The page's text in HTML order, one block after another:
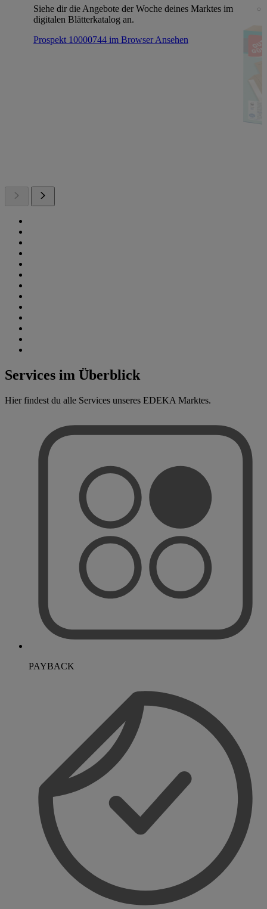
Siehe dir die Angebote der Woche deines Marktes im
digitalen Blätterkatalog an.
Prospekt 10000744 im BrowserAnsehen
Services im Überblick
Hier findest du alle Services unseres EDEKA Marktes.
PAYBACK